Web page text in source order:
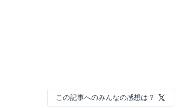
この記事へのみんなの感想は？